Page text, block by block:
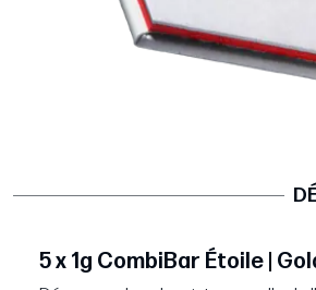
5 x 1g CombiBar Étoile |